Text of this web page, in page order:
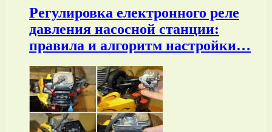
Регулировка електронного реле
давления насосной станции:
правила и алгоритм настройки…